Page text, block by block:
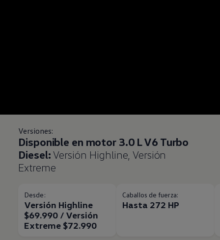
Versiones:
Disponible en motor 3.0 L V6 Turbo
Diesel:Versión Highline, Versión
Extreme
Desde:
Versión Highline
$69.990 / Versión
Extreme $72.990
Caballos de fuerza:
Hasta 272 HP